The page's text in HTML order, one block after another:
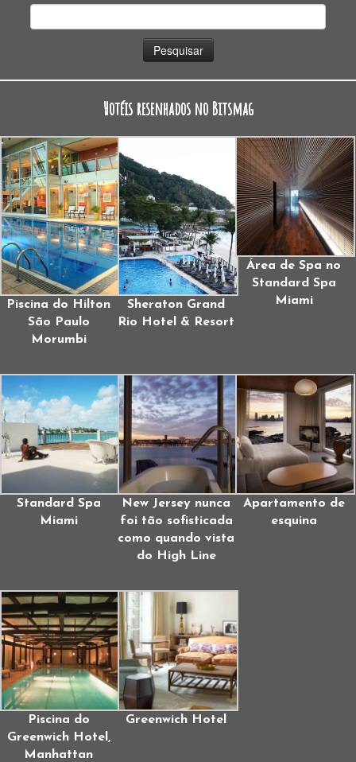
Hotéis resenhados no Bitsmag
Piscina do Hilton
São Paulo
Morumbi
Sheraton Grand
Rio Hotel & Resort
Área de Spa no
Standard Spa
Miami
Standard Spa
Miami
New Jersey nunca
foi tão sofisticada
como quando vista
do High Line
Apartamento de
esquina
Piscina do
Greenwich Hotel,
Manhattan
Greenwich Hotel